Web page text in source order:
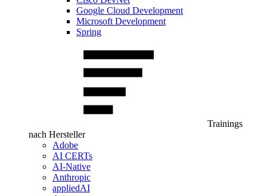
Google Cloud Development
Microsoft Development
Spring
Trainings
nach Hersteller
Adobe
AI CERTs
AI-Native
Anthropic
appliedAI